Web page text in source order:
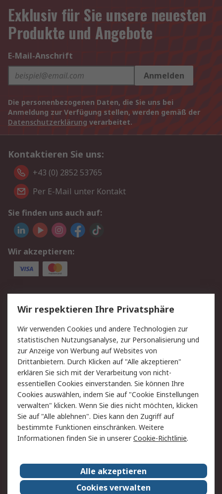
Exklusiv für Sie unsere neuesten
Produkte und Angebote
E-Mail-Anschrift
Anmelden
Die personenbezogenen Daten, die Sie uns bei
Anmeldung zur Verfügung stellen, werden gemäß der
Datenschutzerklärung verarbeitet.
Kontaktieren Sie uns:
+43 (0) 2852 53765
Per E-Mail unter Kontakt
Sie finden uns auch auf:
Wir akzeptieren:
Service
Value Added Services
Lieferlösungen
Rücksendung/Entsorgung Kontakt
Hilfe
Rechtliches
RS Verkaufs- und
Lieferbedingungen
Datenschutz
Cookie-Richtlinie
Zahlungsbedingungen
Impressum
Webseite Konditionen
RS weltweit
Karriere bei RS
Nachhaltigkeit
Wir respektieren Ihre Privatsphäre
Wir verwenden Cookies und andere Technologien zur
statistischen Nutzungsanalyse, zur Personalisierung und
zur Anzeige von Werbung auf Websites von
Drittanbietern. Durch Klicken auf "Alle akzeptieren"
erklären Sie sich mit der Verarbeitung von nicht-
essentiellen Cookies einverstanden. Sie können Ihre
Cookies auswählen, indem Sie auf "Cookie Einstellungen
verwalten" klicken. Wenn Sie dies nicht möchten, klicken
Sie auf "Alle ablehnen". Dies kann den Zugriff auf
bestimmte Funktionen einschränken. Weitere
Informationen finden Sie in unsererCookie-Richtlinie.
Alle akzeptieren
Cookies verwalten